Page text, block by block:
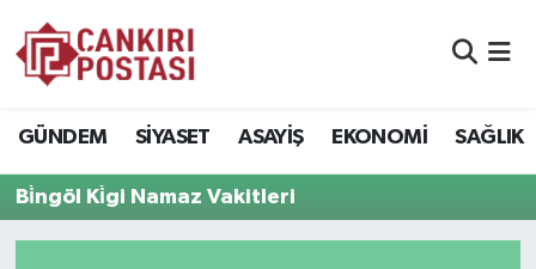
GÜNDEM SİYASET ASAYİŞ EKONOMİ SAĞLIK
Bi̇ngöl Ki̇gi Namaz Vakitleri
ASAYİŞ
Namaz Vakitleri